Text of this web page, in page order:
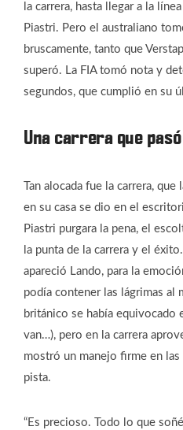
la carrera, hasta llegar a la
Piastri. Pero el australiano
bruscamente, tanto que
superó. La FIA tomó nota y
segundos, que cumplió en su
Una carrera que
Tan alocada fue la carrera,
en su casa se dio en el
Piastri purgara la pena, el
la punta de la carrera y el
apareció Lando, para la
podía contener las lágrimas al
británico se había equivocado
van…), pero en la carrera
mostró un manejo firme en
pista.
“Es precioso. Todo lo que